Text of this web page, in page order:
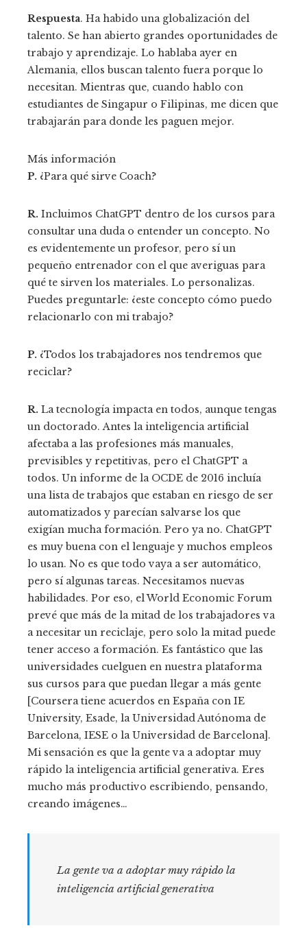
Respuesta. Ha habido una globalización del
talento. Se han abierto grandes oportunidades de
trabajo y aprendizaje. Lo hablaba ayer en
Alemania, ellos buscan talento fuera porque lo
necesitan. Mientras que, cuando hablo con
estudiantes de Singapur o Filipinas, me dicen que
trabajarán para donde les paguen mejor.
Más información
P. ¿Para qué sirve Coach?
R. Incluimos ChatGPT dentro de los cursos para
consultar una duda o entender un concepto. No
es evidentemente un profesor, pero sí un
pequeño entrenador con el que averiguas para
qué te sirven los materiales. Lo personalizas.
Puedes preguntarle: ¿este concepto cómo puedo
relacionarlo con mi trabajo?
P. ¿Todos los trabajadores nos tendremos que
reciclar?
R. La tecnología impacta en todos, aunque tengas
un doctorado. Antes la inteligencia artificial
afectaba a las profesiones más manuales,
previsibles y repetitivas, pero el ChatGPT a
todos. Un informe de la OCDE de 2016 incluía
una lista de trabajos que estaban en riesgo de ser
automatizados y parecían salvarse los que
exigían mucha formación. Pero ya no. ChatGPT
es muy buena con el lenguaje y muchos empleos
lo usan. No es que todo vaya a ser automático,
pero sí algunas tareas. Necesitamos nuevas
habilidades. Por eso, el World Economic Forum
prevé que más de la mitad de los trabajadores va
a necesitar un reciclaje, pero solo la mitad puede
tener acceso a formación. Es fantástico que las
universidades cuelguen en nuestra plataforma
sus cursos para que puedan llegar a más gente
[Coursera tiene acuerdos en España con IE
University, Esade, la Universidad Autónoma de
Barcelona, IESE o la Universidad de Barcelona].
Mi sensación es que la gente va a adoptar muy
rápido la inteligencia artificial generativa. Eres
mucho más productivo escribiendo, pensando,
creando imágenes…
La gente va a adoptar muy rápido la
inteligencia artificial generativa